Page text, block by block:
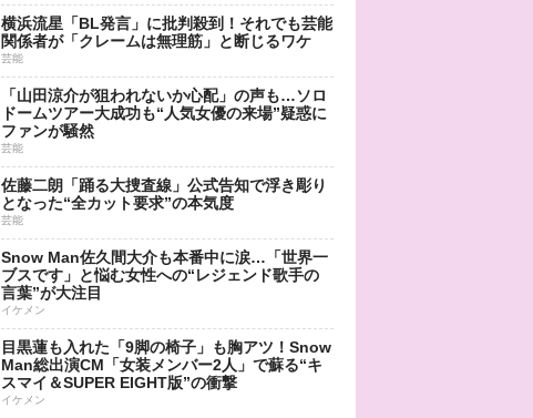
横浜流星「BL発言」に批判殺到！それでも芸能
関係者が「クレームは無理筋」と断じるワケ
芸能
「山田涼介が狙われないか心配」の声も…ソロ
ドームツアー大成功も“人気女優の来場”疑惑に
ファンが騒然
芸能
佐藤二朗「踊る大捜査線」公式告知で浮き彫り
となった“全カット要求”の本気度
芸能
Snow Man佐久間大介も本番中に涙…「世界一
ブスです」と悩む女性への“レジェンド歌手の
言葉”が大注目
イケメン
目黒蓮も入れた「9脚の椅子」も胸アツ！Snow
Man総出演CM「女装メンバー2人」で蘇る“キ
スマイ＆SUPER EIGHT版”の衝撃
イケメン